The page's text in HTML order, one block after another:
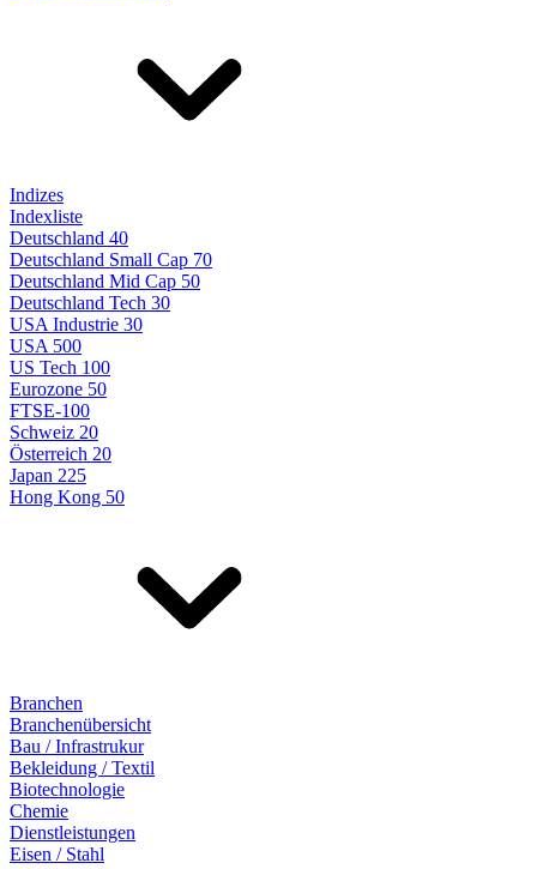
Indizes
Indexliste
Deutschland 40
Deutschland Small Cap 70
Deutschland Mid Cap 50
Deutschland Tech 30
USA Industrie 30
USA 500
US Tech 100
Eurozone 50
FTSE-100
Schweiz 20
Österreich 20
Japan 225
Hong Kong 50
Branchen
Branchenübersicht
Bau / Infrastrukur
Bekleidung / Textil
Biotechnologie
Chemie
Dienstleistungen
Eisen / Stahl